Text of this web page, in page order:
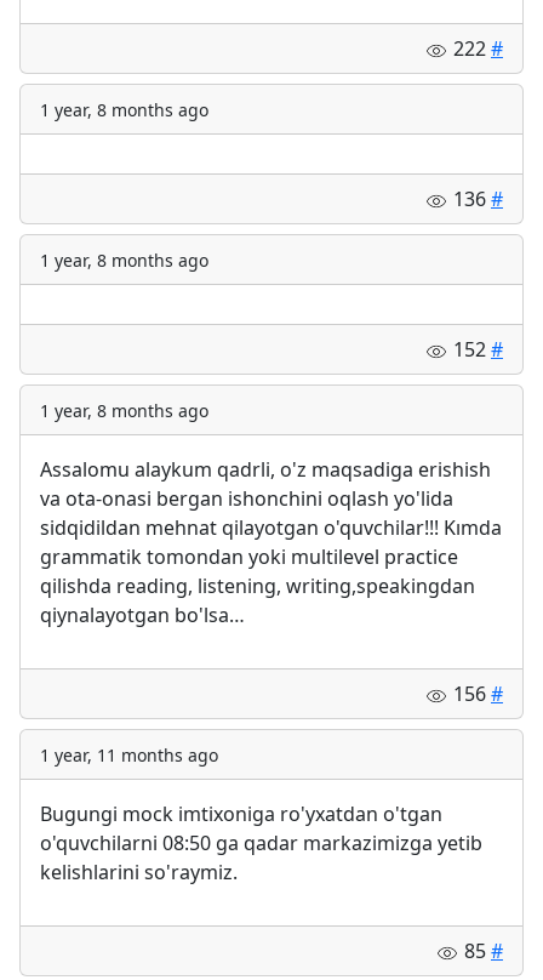
222#
1 year, 8 months ago
136#
1 year, 8 months ago
152#
1 year, 8 months ago
Assalomu alaykum qadrli, o'z maqsadiga erishish
va ota-onasi bergan ishonchini oqlash yo'lida
sidqidildan mehnat qilayotgan o'quvchilar!!! Kımda
grammatik tomondan yoki multilevel practice
qilishda reading, listening, writing,speakingdan
qiynalayotgan bo'lsa…
156#
1 year, 11 months ago
Bugungi mock imtixoniga ro'yxatdan o'tgan
o'quvchilarni 08:50 ga qadar markazimizga yetib
kelishlarini so'raymiz.
85#